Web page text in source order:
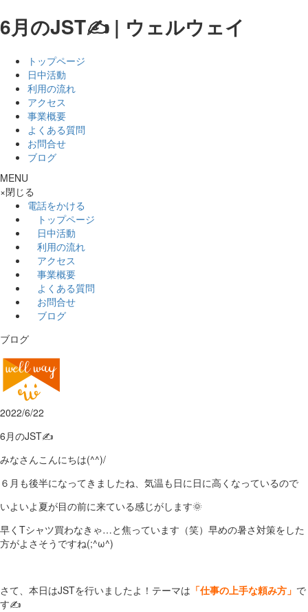
6月のJST✍ | ウェルウェイ
トップページ
日中活動
利用の流れ
アクセス
事業概要
よくある質問
お問合せ
ブログ
MENU
×閉じる
電話をかける
トップページ
日中活動
利用の流れ
アクセス
事業概要
よくある質問
お問合せ
ブログ
ブログ
2022/6/22
6月のJST✍
みなさんこんにちは(^^)/
６月も後半になってきましたね、気温も日に日に高くなっているので
いよいよ夏が目の前に来ている感じがします🌞
早くTシャツ買わなきゃ…と焦っています（笑）早めの暑さ対策をした
方がよさそうですね(;^ω^)
さて、本日はJSTを行いましたよ！テーマは 「仕事の上手な頼み方」 で
す✍